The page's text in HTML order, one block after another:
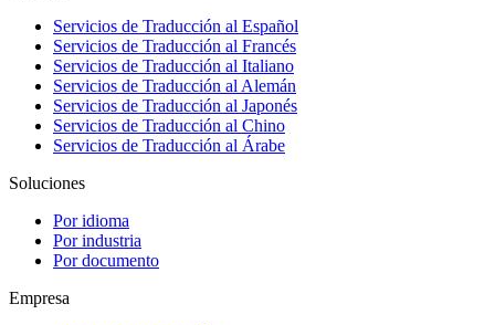
Servicios de Traducción al Español
Servicios de Traducción al Francés
Servicios de Traducción al Italiano
Servicios de Traducción al Alemán
Servicios de Traducción al Japonés
Servicios de Traducción al Chino
Servicios de Traducción al Árabe
Soluciones
Por idioma
Por industria
Por documento
Empresa